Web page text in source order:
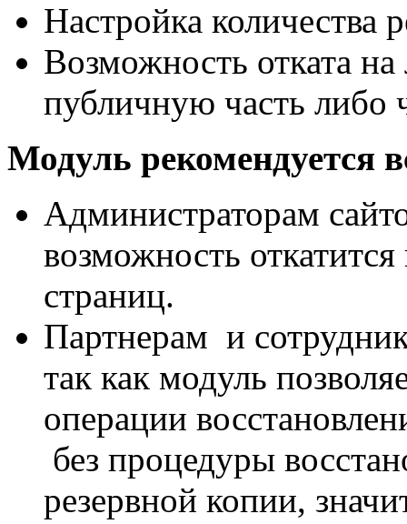
Настройка количества
Возможность отката
публичную часть либо
Модуль рекомендуется
Администраторам
возможность
страниц.
Партнерам и
так как модуль
операции
без процедуры
резервной копии,